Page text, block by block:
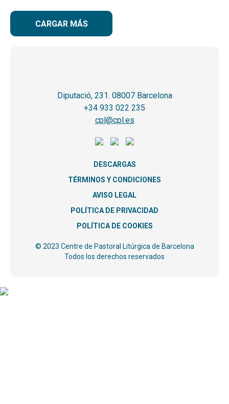
CARGAR MÁS
Diputació, 231. 08007 Barcelona
+34 933 022 235
cpl@cpl.es
DESCARGAS
TÉRMINOS Y CONDICIONES
AVISO LEGAL
POLÍTICA DE PRIVACIDAD
POLÍTICA DE COOKIES
© 2023 Centre de Pastoral Litúrgica de Barcelona
Todos los derechos reservados